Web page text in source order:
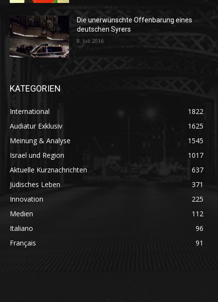
Die unerwünschte Offenbarung eines
deutschen Syrers
8. Juli 2016
KATEGORIEN
International
1822
Audiatur Exklusiv
1625
Meinung & Analyse
1545
Israel und Region
1017
Aktuelle Kurznachrichten
637
Jüdisches Leben
371
Innovation
225
Medien
112
Italiano
96
Français
91